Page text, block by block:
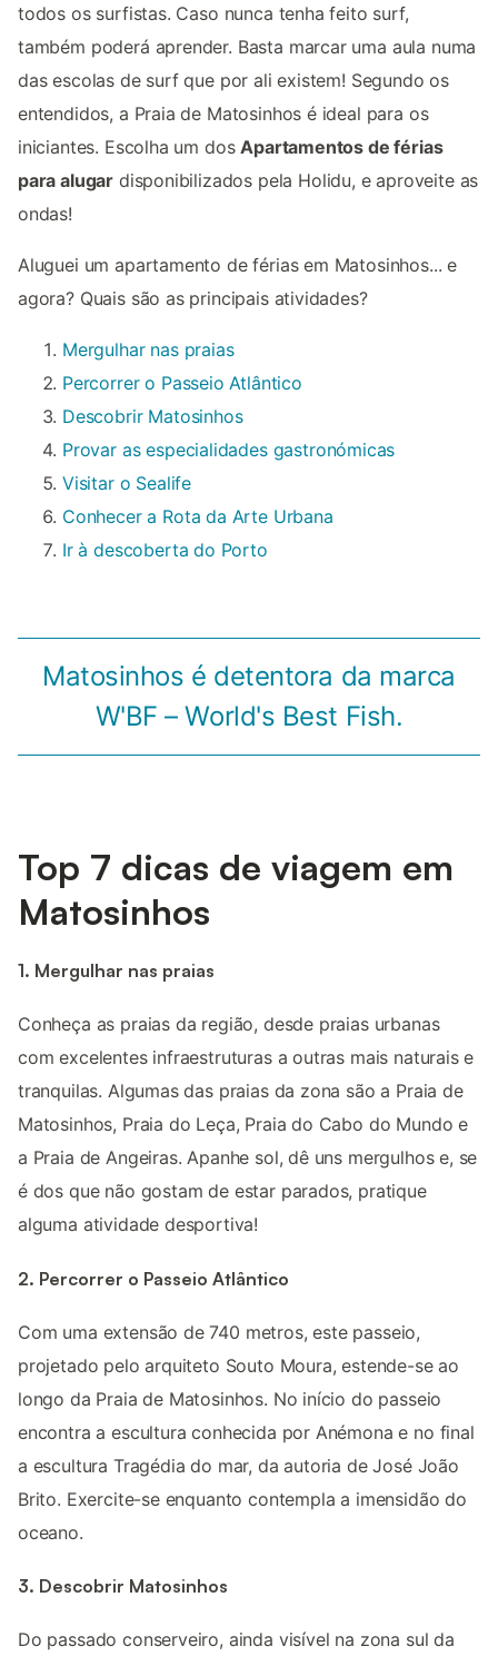
todos os surfistas. Caso nunca tenha feito surf,
também poderá aprender. Basta marcar uma aula numa
das escolas de surf que por ali existem! Segundo os
entendidos, a Praia de Matosinhos é ideal para os
iniciantes. Escolha um dos Apartamentos de férias
para alugar disponibilizados pela Holidu, e aproveite as
ondas!
Aluguei um apartamento de férias em Matosinhos... e
agora? Quais são as principais atividades?
Mergulhar nas praias
Percorrer o Passeio Atlântico
Descobrir Matosinhos
Provar as especialidades gastronómicas
Visitar o Sealife
Conhecer a Rota da Arte Urbana
Ir à descoberta do Porto
Matosinhos é detentora da marca
W'BF – World's Best Fish.
Top 7 dicas de viagem em
Matosinhos
1. Mergulhar nas praias
Conheça as praias da região, desde praias urbanas
com excelentes infraestruturas a outras mais naturais e
tranquilas. Algumas das praias da zona são a Praia de
Matosinhos, Praia do Leça, Praia do Cabo do Mundo e
a Praia de Angeiras. Apanhe sol, dê uns mergulhos e, se
é dos que não gostam de estar parados, pratique
alguma atividade desportiva!
2. Percorrer o Passeio Atlântico
Com uma extensão de 740 metros, este passeio,
projetado pelo arquiteto Souto Moura, estende-se ao
longo da Praia de Matosinhos. No início do passeio
encontra a escultura conhecida por Anémona e no final
a escultura Tragédia do mar, da autoria de José João
Brito. Exercite-se enquanto contempla a imensidão do
oceano.
3. Descobrir Matosinhos
Do passado conserveiro, ainda visível na zona sul da